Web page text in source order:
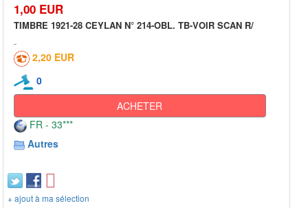
1,00 EUR
TIMBRE 1921-28 CEYLAN N° 214-OBL. TB-VOIR SCAN R/
2,20 EUR
0
ACHETER
FR - 33***
Autres
+ ajout à ma sélection